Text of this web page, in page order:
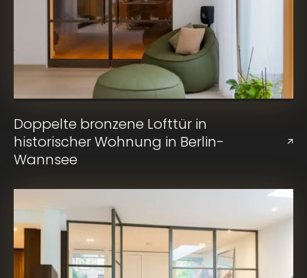
Doppelte bronzene Lofttür in
historischer Wohnung in Berlin-
Wannsee